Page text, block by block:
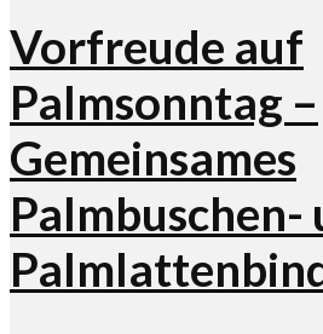
Vorfreude auf
Palmsonntag –
Gemeinsames
Palmbuschen-